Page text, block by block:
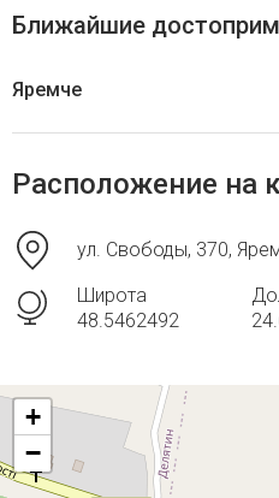
Ближайшие
Яремче
Расположение на
ул. Свободы, 370,
Широта
48.5462492
+
−